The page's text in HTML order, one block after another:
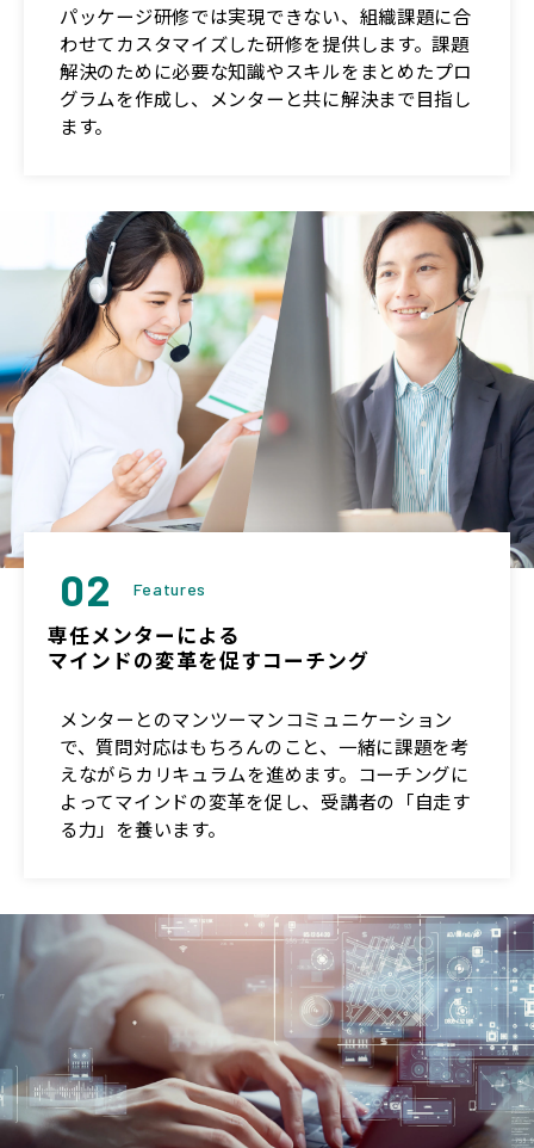
パッケージ研修では実現できない、組織課題に合
わせてカスタマイズした研修を提供します。課題
解決のために必要な知識やスキルをまとめたプロ
グラムを作成し、メンターと共に解決まで目指し
ます。
02 Features
専任メンターによる
マインドの変革を促すコーチング
メンターとのマンツーマンコミュニケーション
で、質問対応はもちろんのこと、一緒に課題を考
えながらカリキュラムを進めます。コーチングに
よってマインドの変革を促し、受講者の「自走す
る力」を養います。